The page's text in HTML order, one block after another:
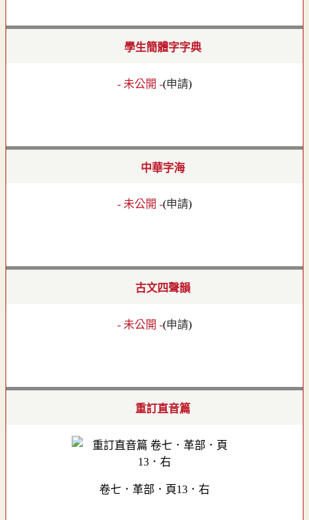
學生簡體字字典
- 未公開 -(申請)
中華字海
- 未公開 -(申請)
古文四聲韻
- 未公開 -(申請)
重訂直音篇
卷七．革部．頁13．右